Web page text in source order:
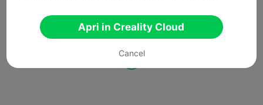
Apri in Creality Cloud
Cancel